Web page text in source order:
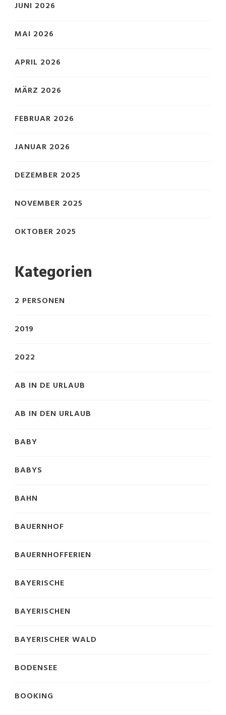
JUNI 2026
MAI 2026
APRIL 2026
MÄRZ 2026
FEBRUAR 2026
JANUAR 2026
DEZEMBER 2025
NOVEMBER 2025
OKTOBER 2025
Kategorien
2 PERSONEN
2019
2022
AB IN DE URLAUB
AB IN DEN URLAUB
BABY
BABYS
BAHN
BAUERNHOF
BAUERNHOFFERIEN
BAYERISCHE
BAYERISCHEN
BAYERISCHER WALD
BODENSEE
BOOKING